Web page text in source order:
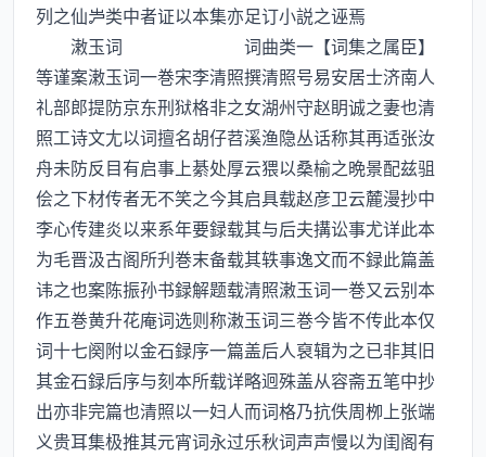
列之仙类中者证以本集亦足订小説之诬焉
潄玉词 词曲类一【词集之属臣】
等谨案潄玉词一巻宋李清照撰清照号易安居士济南人
礼部郎提防京东刑狱格非之女湖州守赵眀诚之妻也清
照工诗文尢以词擅名胡仔苕溪渔隐丛话称其再适张汝
舟未防反目有启事上綦处厚云猥以桑榆之晩景配兹驵
侩之下材传者无不笑之今其启具载赵彦卫云麓漫抄中
李心传建炎以来系年要録载其与后夫搆讼事尤详此本
为毛晋汲古阁所刋巻末备载其轶事逸文而不録此篇盖
讳之也案陈振孙书録解题载清照潄玉词一巻又云别本
作五巻黄升花庵词选则称潄玉词三巻今皆不传此本仅
词十七阕附以金石録序一篇盖后人裒辑为之已非其旧
其金石録后序与刻本所载详略迥殊盖从容斋五笔中抄
出亦非完篇也清照以一妇人而词格乃抗佚周栁上张端
义贵耳集极推其元宵词永过乐秋词声声慢以为闺阁有